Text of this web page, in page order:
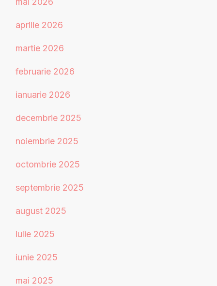
aprilie 2026
martie 2026
februarie 2026
ianuarie 2026
decembrie 2025
noiembrie 2025
octombrie 2025
septembrie 2025
august 2025
iulie 2025
iunie 2025
mai 2025